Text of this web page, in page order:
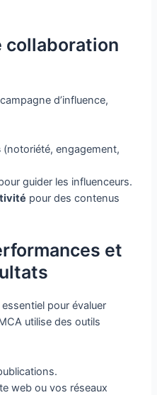
collaboration
d’influence,
(notoriété, engagement,
guider les influenceurs.
pour des contenus
et
pour évaluer
utilise des outils
web ou vos réseaux